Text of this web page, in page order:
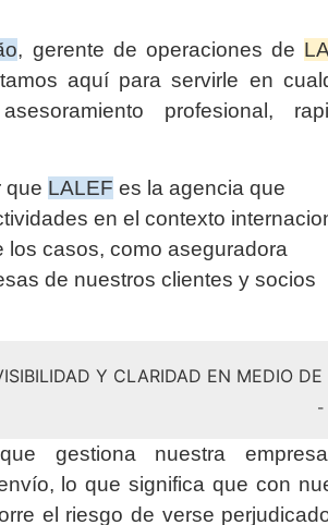
, gerente de operaciones de
aquí para servirle en
profesional,
que LALEF es la agencia que
en el contexto
casos, como aseguradora
de nuestros clientes y socios
Y CLARIDAD EN MEDIO
-
gestiona nuestra
lo que significa que con
el riesgo de verse